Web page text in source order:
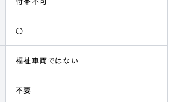
〇
福祉車両ではない
不要